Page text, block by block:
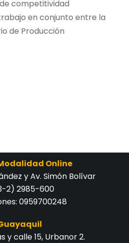
competitividad
en conjunto entre la
de Producción
Online
y Av. Simón Bolívar
2) 2985-600
0959700248
y calle 15, Urbanor 2.